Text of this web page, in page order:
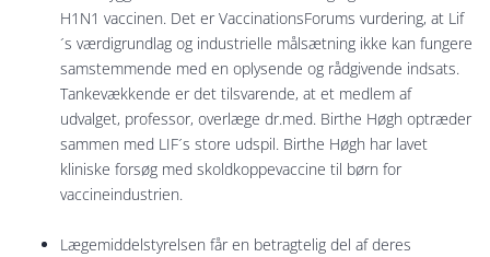
H1N1 vaccinen. Det er VaccinationsForums vurdering, at Lif
´s værdigrundlag og industrielle målsætning ikke kan fungere
samstemmende med en oplysende og rådgivende indsats.
Tankevækkende er det tilsvarende, at et medlem af
udvalget, professor, overlæge dr.med. Birthe Høgh optræder
sammen med LIF´s store udspil. Birthe Høgh har lavet
kliniske forsøg med skoldkoppevaccine til børn for
vaccineindustrien.
Lægemiddelstyrelsen får en betragtelig del af deres